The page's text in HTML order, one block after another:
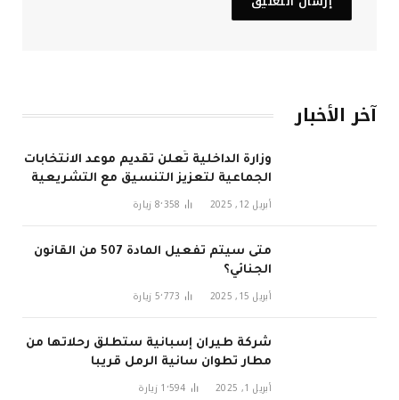
آخر الأخبار
وزارة الداخلية تُعلن تقديم موعد الانتخابات
الجماعية لتعزيز التنسيق مع التشريعية
في 2026
أبريل 12, 2025 8٬358 زيارة
متى سيتم تفعيل المادة 507 من القانون
الجنائي؟
أبريل 15, 2025 5٬773 زيارة
شركة طيران إسبانية ستطلق رحلاتها من
مطار تطوان سانية الرمل قريبا
أبريل 1, 2025 1٬594 زيارة